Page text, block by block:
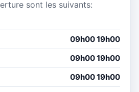
sont les suivants:
09h00 19h00
09h00 19h00
09h00 19h00